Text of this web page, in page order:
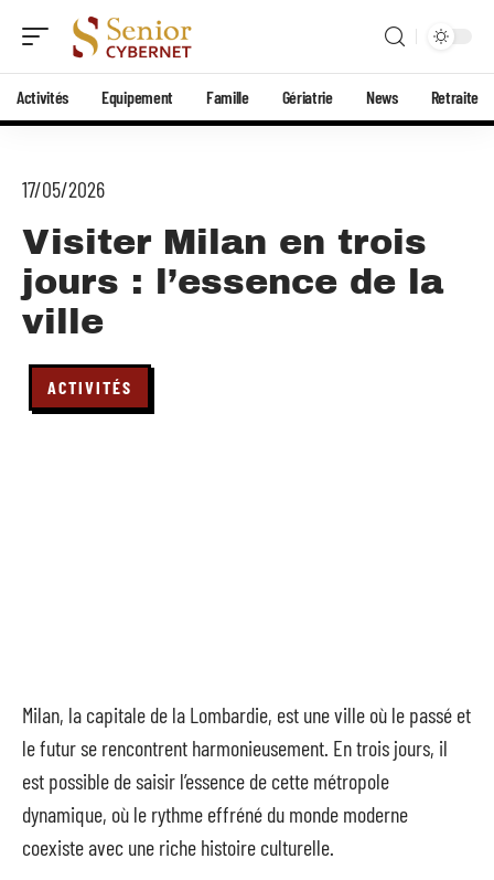
Activités Equipement Famille Gériatrie News Retraite
17/05/2026
Visiter Milan en trois
jours : l’essence de la
ville
ACTIVITÉS
Milan, la capitale de la Lombardie, est une ville où le passé et
le futur se rencontrent harmonieusement. En trois jours, il
est possible de saisir l’essence de cette métropole
dynamique, où le rythme effréné du monde moderne
coexiste avec une riche histoire culturelle.